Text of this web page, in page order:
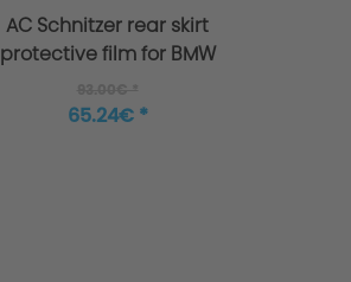
AC Schnitzer rear skirt
protective film for BMW
Aerodynmics package
65.24€ *